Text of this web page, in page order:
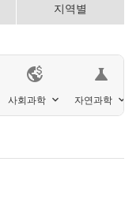
지역별
사회과학
science
자연과학